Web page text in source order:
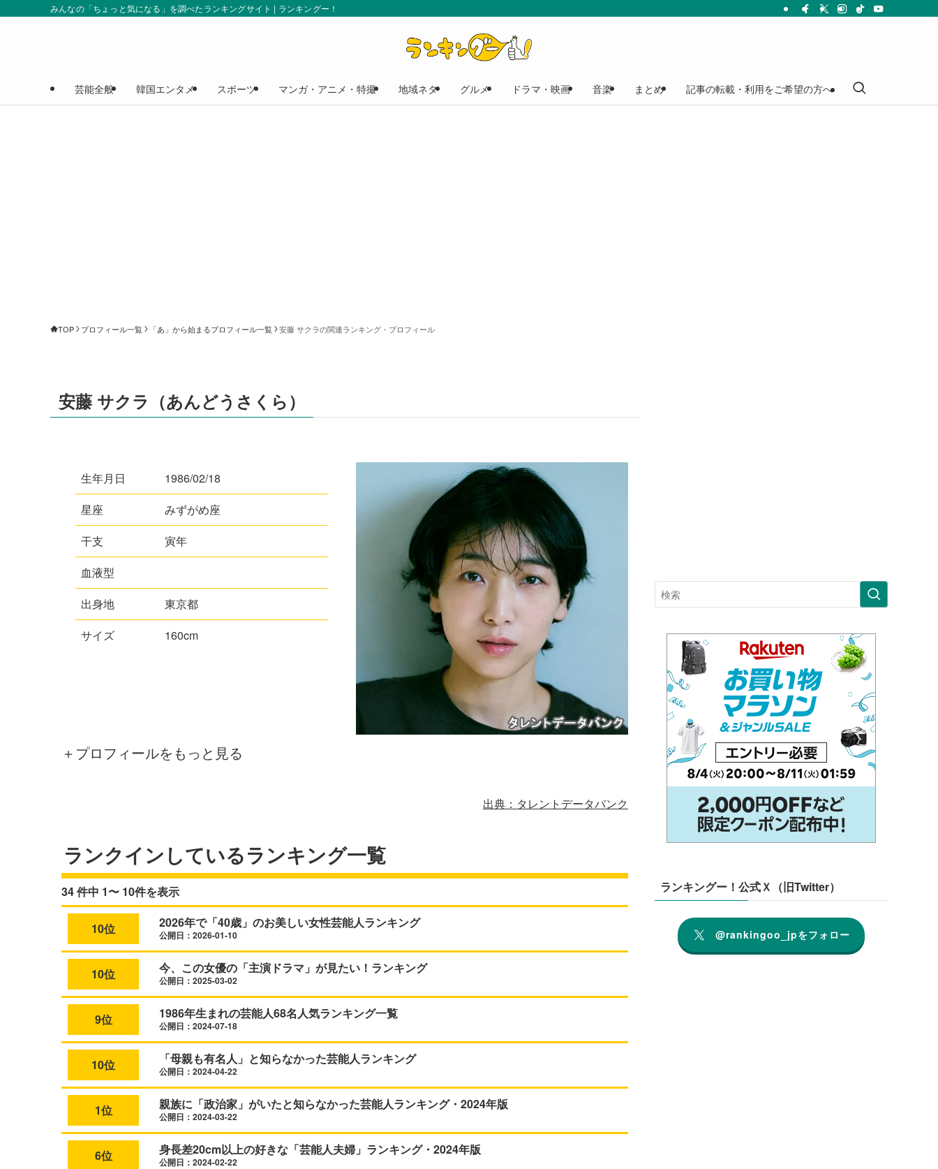
みんなの「ちょっと気になる」を調べたランキングサイト | ランキングー！
芸能全般 韓国エンタメ スポーツ マンガ・アニメ・特撮 地域ネタ グルメ ドラマ・映画 音楽 まとめ 記事の転載・利用をご希望の方へ
TOP プロフィール一覧 「あ」から始まるプロフィール一覧 安藤 サクラの関連ランキング・プロフィール
安藤 サクラ（あんどうさくら）
生年月日
1986/02/18
星座
みずがめ座
干支
寅年
血液型
出身地
東京都
サイズ
160cm
＋プロフィールをもっと見る
出典：タレントデータバンク
ランクインしているランキング一覧
34 件中 1〜 10件を表示
10位 2026年で「40歳」のお美しい女性芸能人ランキング
公開日：2026-01-10
10位 今、この女優の「主演ドラマ」が見たい！ランキング
公開日：2025-03-02
9位 1986年生まれの芸能人68名人気ランキング一覧
公開日：2024-07-18
10位 「母親も有名人」と知らなかった芸能人ランキング
公開日：2024-04-22
1位 親族に「政治家」がいたと知らなかった芸能人ランキング・2024年版
公開日：2024-03-22
6位 身長差20cm以上の好きな「芸能人夫婦」ランキング・2024年版
公開日：2024-02-22
ランキングー！公式Ｘ（旧Twitter）
@rankingoo_jpをフォロー